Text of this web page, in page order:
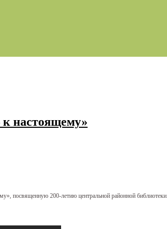
к настоящему»
посвященную 200-летию центральной районной библиотеки.